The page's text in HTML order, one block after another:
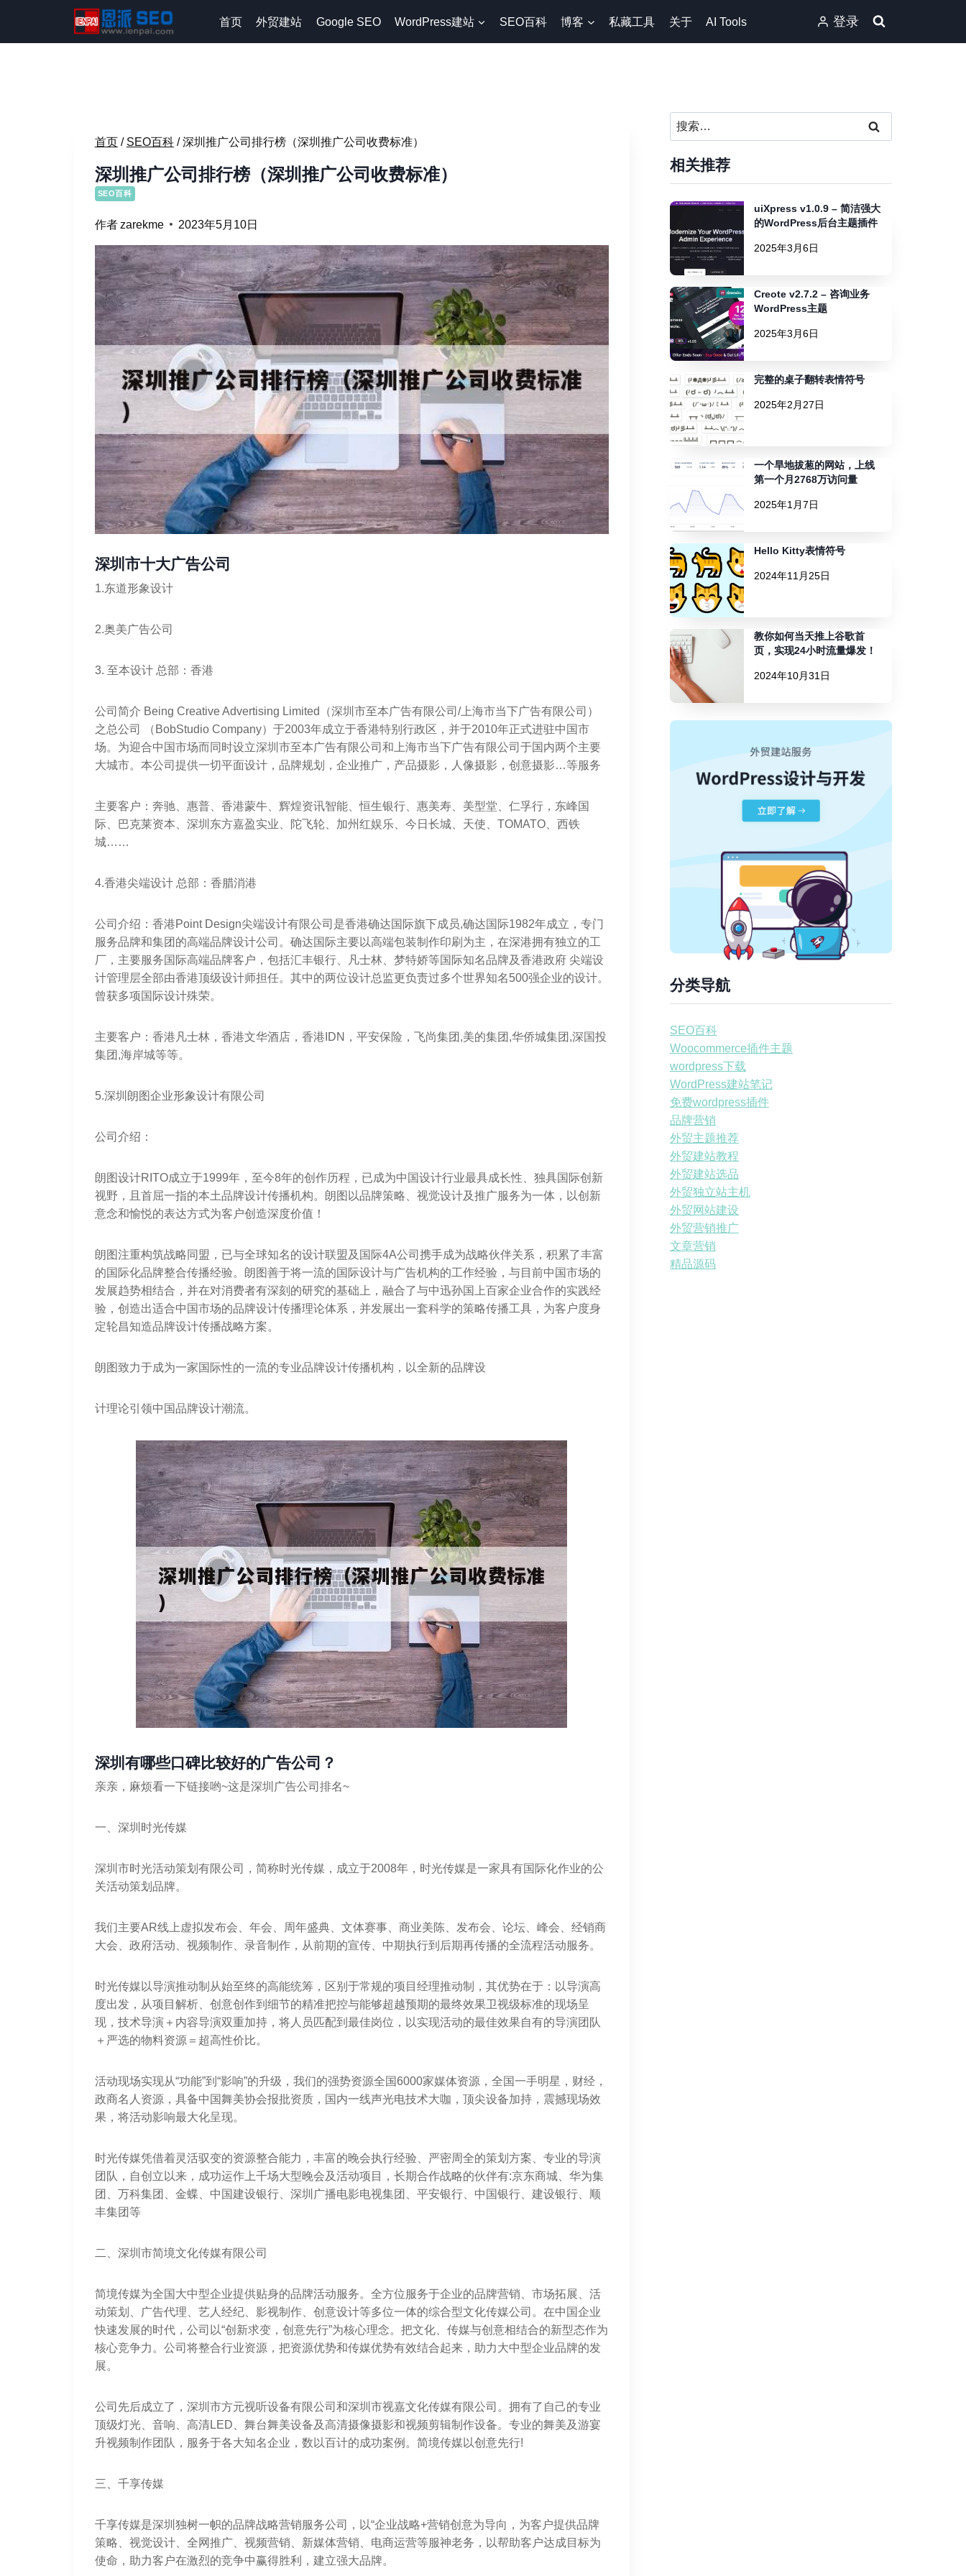
内
首页 外贸建站 Google SEO WordPress建站 SEO百科 博客 私藏工具 关于 AI Tools 登录
首页 / SEO百科 / 深圳推广公司排行榜（深圳推广公司收费标准）
深圳推广公司排行榜（深圳推广公司收费标准）
SEO百科
作者zarekme 2023年5月10日
深圳市十大广告公司
1.东道形象设计
2.奥美广告公司
3. 至本设计 总部：香港
公司简介 Being Creative Advertising Limited（深圳市至本广告有限公司/上海市当下广告有限公司）
之总公司 （BobStudio Company）于2003年成立于香港特别行政区，并于2010年正式进驻中国市
场。为迎合中国市场而同时设立深圳市至本广告有限公司和上海市当下广告有限公司于国内两个主要
大城市。本公司提供一切平面设计，品牌规划，企业推广，产品摄影，人像摄影，创意摄影…等服务
主要客户：奔驰、惠普、香港蒙牛、辉煌资讯智能、恒生银行、惠美寿、美型堂、仁孚行，东峰国
际、巴克莱资本、深圳东方嘉盈实业、陀飞轮、加州红娱乐、今日长城、天使、TOMATO、西铁
城……
4.香港尖端设计 总部：香腊消港
公司介绍：香港Point Design尖端设计有限公司是香港确达国际旗下成员,确达国际1982年成立，专门
服务品牌和集团的高端品牌设计公司。确达国际主要以高端包装制作印刷为主，在深港拥有独立的工
厂，主要服务国际高端品牌客户，包括汇丰银行、凡士林、梦特娇等国际知名品牌及香港政府 尖端设
计管理层全部由香港顶级设计师担任。其中的两位设计总监更负责过多个世界知名500强企业的设计。
曾获多项国际设计殊荣。
主要客户：香港凡士林，香港文华酒店，香港IDN，平安保险，飞尚集团,美的集团,华侨城集团,深国投
集团,海岸城等等。
5.深圳朗图企业形象设计有限公司
公司介绍：
朗图设计RITO成立于1999年，至今8年的创作历程，已成为中国设计行业最具成长性、独具国际创新
视野，且首屈一指的本土品牌设计传播机构。朗图以品牌策略、视觉设计及推广服务为一体，以创新
意念和愉悦的表达方式为客户创造深度价值！
朗图注重构筑战略同盟，已与全球知名的设计联盟及国际4A公司携手成为战略伙伴关系，积累了丰富
的国际化品牌整合传播经验。朗图善于将一流的国际设计与广告机构的工作经验，与目前中国市场的
发展趋势相结合，并在对消费者有深刻的研究的基础上，融合了与中迅孙国上百家企业合作的实践经
验，创造出适合中国市场的品牌设计传播理论体系，并发展出一套科学的策略传播工具，为客户度身
定轮昌知造品牌设计传播战略方案。
朗图致力于成为一家国际性的一流的专业品牌设计传播机构，以全新的品牌设
计理论引领中国品牌设计潮流。
深圳有哪些口碑比较好的广告公司？
亲亲，麻烦看一下链接哟~这是深圳广告公司排名~
一、深圳时光传媒
深圳市时光活动策划有限公司，简称时光传媒，成立于2008年，时光传媒是一家具有国际化作业的公
关活动策划品牌。
我们主要AR线上虚拟发布会、年会、周年盛典、文体赛事、商业美陈、发布会、论坛、峰会、经销商
大会、政府活动、视频制作、录音制作，从前期的宣传、中期执行到后期再传播的全流程活动服务。
时光传媒以导演推动制从始至终的高能统筹，区别于常规的项目经理推动制，其优势在于：以导演高
度出发，从项目解析、创意创作到细节的精准把控与能够超越预期的最终效果卫视级标准的现场呈
现，技术导演＋内容导演双重加持，将人员匹配到最佳岗位，以实现活动的最佳效果自有的导演团队
＋严选的物料资源＝超高性价比。
活动现场实现从“功能”到“影响”的升级，我们的强势资源全国6000家媒体资源，全国一手明星，财经，
政商名人资源，具备中国舞美协会报批资质，国内一线声光电技术大咖，顶尖设备加持，震撼现场效
果，将活动影响最大化呈现。
时光传媒凭借着灵活驭变的资源整合能力，丰富的晚会执行经验、严密周全的策划方案、专业的导演
团队，自创立以来，成功运作上千场大型晚会及活动项目，长期合作战略的伙伴有:京东商城、华为集
团、万科集团、金蝶、中国建设银行、深圳广播电影电视集团、平安银行、中国银行、建设银行、顺
丰集团等
二、深圳市简境文化传媒有限公司
简境传媒为全国大中型企业提供贴身的品牌活动服务。全方位服务于企业的品牌营销、市场拓展、活
动策划、广告代理、艺人经纪、影视制作、创意设计等多位一体的综合型文化传媒公司。在中国企业
快速发展的时代，公司以“创新求变，创意先行”为核心理念。把文化、传媒与创意相结合的新型态作为
核心竞争力。公司将整合行业资源，把资源优势和传媒优势有效结合起来，助力大中型企业品牌的发
展。
公司先后成立了，深圳市方元视听设备有限公司和深圳市视嘉文化传媒有限公司。拥有了自己的专业
顶级灯光、音响、高清LED、舞台舞美设备及高清摄像摄影和视频剪辑制作设备。专业的舞美及游宴
升视频制作团队，服务于各大知名企业，数以百计的成功案例。简境传媒以创意先行!
三、千享传媒
千享传媒是深圳独树一帜的品牌战略营销服务公司，以“企业战略+营销创意为导向，为客户提供品牌
策略、视觉设计、全网推广、视频营销、新媒体营销、电商运营等服神老务，以帮助客户达成目标为
使命，助力客户在激烈的竞争中赢得胜利，建立强大品牌。
搜
索：
相关推荐
uiXpress v1.0.9 – 简洁强大
的WordPress后台主题插件
2025年3月6日
Creote v2.7.2 – 咨询业务
WordPress主题
2025年3月6日
完整的桌子翻转表情符号
2025年2月27日
一个旱地拔葱的网站，上线
第一个月2768万访问量
2025年1月7日
Hello Kitty表情符号
2024年11月25日
教你如何当天推上谷歌首
页，实现24小时流量爆发！
2024年10月31日
分类导航
SEO百科
Woocommerce插件主题
wordpress下载
WordPress建站笔记
免费wordpress插件
品牌营销
外贸主题推荐
外贸建站教程
外贸建站选品
外贸独立站主机
外贸网站建设
外贸营销推广
文章营销
精品源码